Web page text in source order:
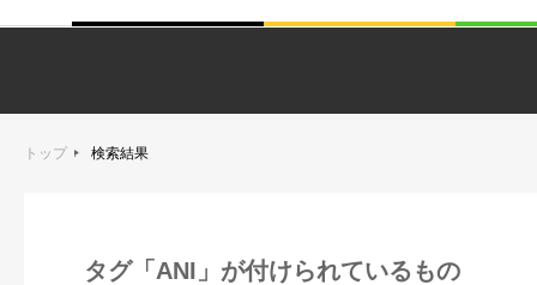
トップ 検索結果
タグ「ANI」が付けられているもの